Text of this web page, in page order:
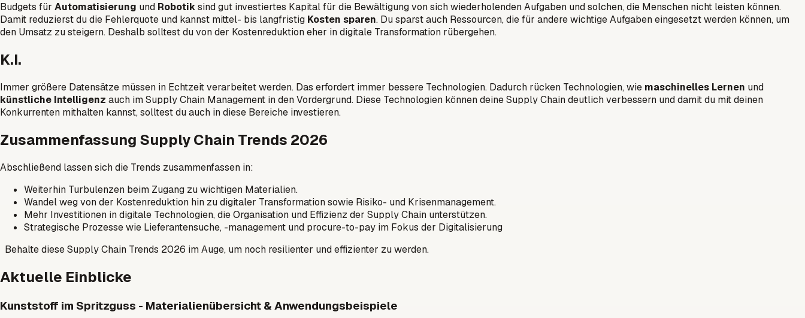
Budgets für Automatisierung und Robotiksind gut investiertes Kapital für die Bewältigung von sich wiederholenden Aufgaben und solchen, die Menschen nicht leisten können.
Damit reduzierst du die Fehlerquote und kannst mittel- bis langfristig Kosten sparen. Du sparst auch Ressourcen, die für andere wichtige Aufgaben eingesetzt werden können, um
den Umsatz zu steigern. Deshalb solltest du von der Kostenreduktion eher in digitale Transformation rübergehen.
K.I.
Immer größere Datensätze müssen in Echtzeit verarbeitet werden. Das erfordert immer bessere Technologien. Dadurch rücken Technologien, wie maschinelles Lernen und
künstliche Intelligenz auch im Supply Chain Management in den Vordergrund. Diese Technologien können deine Supply Chain deutlich verbessern und damit du mit deinen
Konkurrenten mithalten kannst, solltest du auch in diese Bereiche investieren.
Zusammenfassung Supply Chain Trends 2026
Abschließend lassen sich die Trends zusammenfassen in:
Weiterhin Turbulenzen beim Zugang zu wichtigen Materialien.
Wandel weg von der Kostenreduktion hin zu digitaler Transformation sowie Risiko- und Krisenmanagement.
Mehr Investitionen in digitale Technologien, die Organisation und Effizienz der Supply Chain unterstützen.
Strategische Prozesse wie Lieferantensuche, -management und procure-to-pay im Fokus der Digitalisierung
Behalte diese Supply Chain Trends 2026 im Auge, um noch resilienter und effizienter zu werden.
Aktuelle Einblicke
Kunststoff im Spritzguss - Materialienübersicht & Anwendungsbeispiele